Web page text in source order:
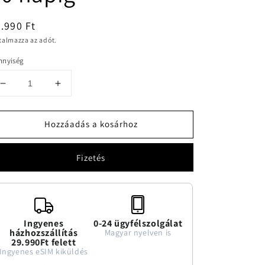
Ft
az adót.
Argentína
adatforgalmú
30
csökkentése
Argentína
adatforgalmú
eSIM
30
mennyiségének
növelése
Hozzáadás a kosárhoz
Fizetés
Ingyenes
házhozszállítás
29.990Ft felett
Ingyenes eSIM kiküldés
0-24 ügyfélszolgálat
Magyar nyelven is